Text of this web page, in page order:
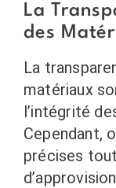
La
des
La
matériaux
l’intégrité
Cependant,
précises